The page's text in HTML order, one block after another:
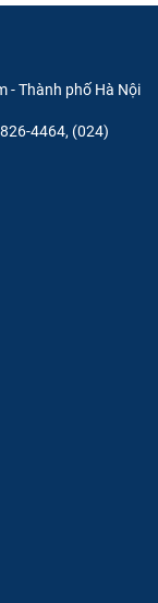
- Thành phố Hà Nội
4464, (024)